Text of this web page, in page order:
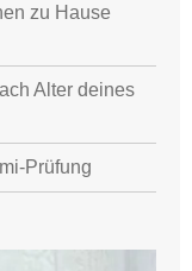
zu Hause
Alter deines
Prüfung